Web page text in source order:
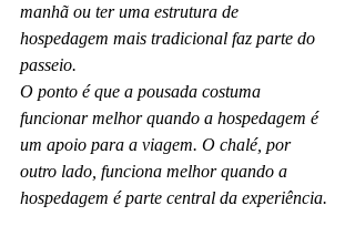
manhã ou ter uma estrutura de
hospedagem mais tradicional faz parte do
passeio.
O ponto é que a pousada costuma
funcionar melhor quando a hospedagem é
um apoio para a viagem. O chalé, por
outro lado, funciona melhor quando a
hospedagem é parte central da experiência.